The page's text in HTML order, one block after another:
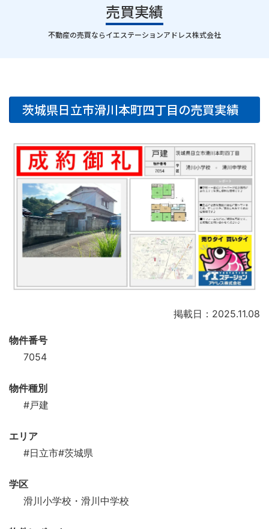
売買実績
｜
不動産の売買ならイエステーションアドレス株式会社
茨城県日立市滑川本町四丁目の売買実績
掲載日：2025.11.08
物件番号
7054
物件種別
#戸建
エリア
#日立市#茨城県
学区
滑川小学校・滑川中学校